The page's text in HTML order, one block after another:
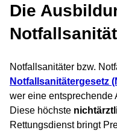
Die
Notfallsanitäter bzw.
Notfallsanitätergesetz
wer eine entsprechende
Diese höchste
Rettungsdienst bringt